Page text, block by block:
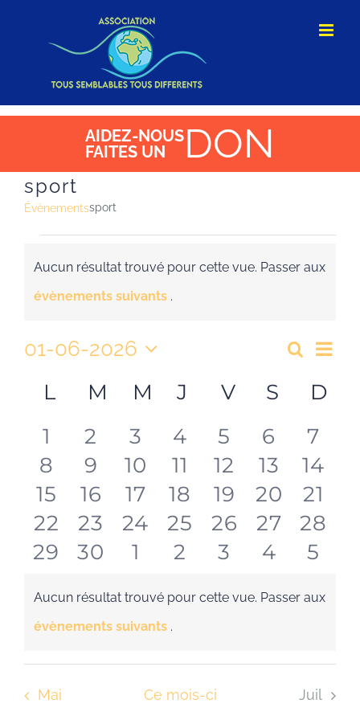
AIDEZ-NOUS
FAITES UN
DON
sport
Évènementssport
Évènements
Notice
Aucun résultat trouvé pour cette vue. Passer aux
évènements suivants .
de
vues
de
01-06-2026
une
Calendrier
de
Évènements
L LUNDI
M MARDI
M MERCREDI
J JEUDI
V VENDREDI
S D
0
évènements
1
0
évènements
2
0
évènements
3
0
évènements
4
0
évènements
5
0
6
0
7
0
évènements
8
0
évènements
9
0
évènements
10
0
évènements
11
0
évènements
12
0
13
0
14
0
évènements
15
0
évènements
16
0
évènements
17
0
évènements
18
0
évènements
19
0
20
0
21
0
évènements
22
0
évènements
23
0
évènements
24
0
évènements
25
0
évènements
26
0
27
0
28
0
29
0
30
0
1
0
2
0
3
0
4
0
5
Notice
Aucun résultat trouvé pour cette vue. Passer aux
évènements suivants .
Mai Ce mois-ci Juil